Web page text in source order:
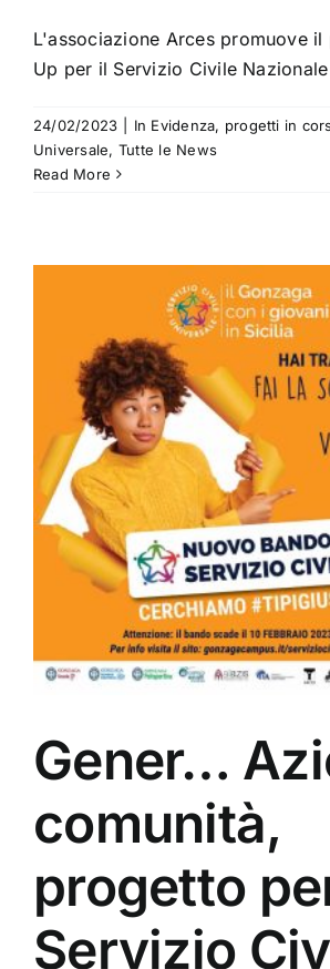
L'associazione Arces promuove il
Up per il Servizio Civile Nazionale
24/02/2023 In Evidenza, progetti in
Universale, Tutte le News
Read More
Gener…
comunità,
progetto
Servizio